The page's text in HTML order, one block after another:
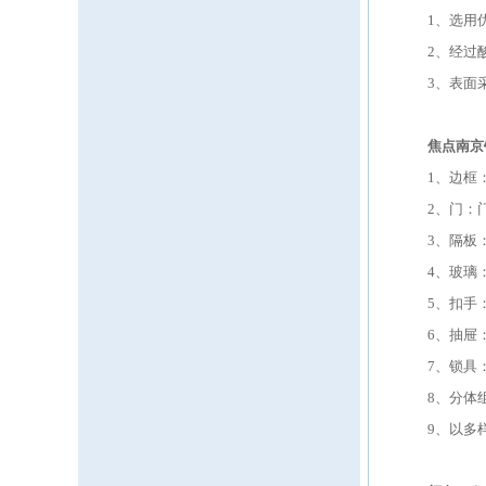
1、选用
2、经过
3、表面
焦点南
1、边框
2、门：
3、隔板
4、玻璃
5、扣手
6、抽屉
7、锁具
8、分体
9、以多